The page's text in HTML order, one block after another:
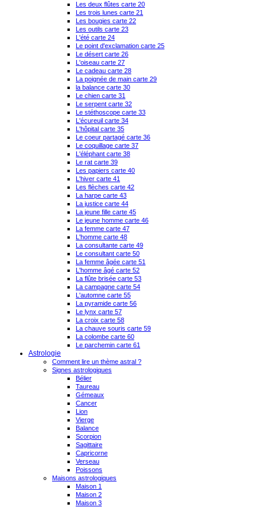
Les deux flûtes carte 20
Les trois lunes carte 21
Les bougies carte 22
Les outils carte 23
L'été carte 24
Le point d'exclamation carte 25
Le désert carte 26
L'oiseau carte 27
Le cadeau carte 28
La poignée de main carte 29
la balance carte 30
Le chien carte 31
Le serpent carte 32
Le stéthoscope carte 33
L'écureuil carte 34
L'hôpital carte 35
Le coeur partagé carte 36
Le coquillage carte 37
L'éléphant carte 38
Le rat carte 39
Les papiers carte 40
L'hiver carte 41
Les flèches carte 42
La harpe carte 43
La justice carte 44
La jeune fille carte 45
Le jeune homme carte 46
La femme carte 47
L'homme carte 48
La consultante carte 49
Le consultant carte 50
La femme âgée carte 51
L'homme âgé carte 52
La flûte brisée carte 53
La campagne carte 54
L'automne carte 55
La pyramide carte 56
Le lynx carte 57
La croix carte 58
La chauve souris carte 59
La colombe carte 60
Le parchemin carte 61
Astrologie
Comment lire un thème astral ?
Signes astrologiques
Bélier
Taureau
Gémeaux
Cancer
Lion
Vierge
Balance
Scorpion
Sagittaire
Capricorne
Verseau
Poissons
Maisons astrologiques
Maison 1
Maison 2
Maison 3